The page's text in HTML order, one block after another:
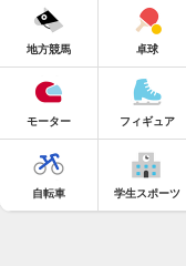
地方競馬 卓球
モーター フィギュア
自転車 学生スポーツ